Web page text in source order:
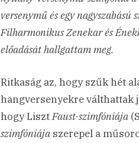
versenymű és egy
Filharmonikus Zenekar és
előadását hallgattam meg.
Ritkaság az, hogy szűk hét
hangversenyekre válthattak
hogy LisztFaust-szimfóniája
szimfóniája szerepel a